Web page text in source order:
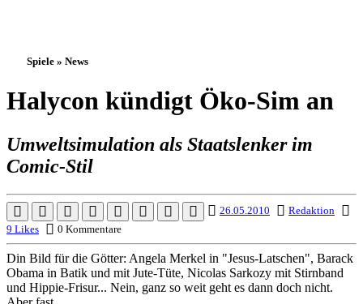
Spiele » News
Halycon kündigt Öko-Sim an
Umweltsimulation als Staatslenker im
Comic-Stil
26.05.2010
Redaktion
9 Likes
0 Kommentare
Din Bild für die Götter: Angela Merkel in "Jesus-Latschen", Barack
Obama in Batik und mit Jute-Tüte, Nicolas Sarkozy mit Stirnband
und Hippie-Frisur... Nein, ganz so weit geht es dann doch nicht.